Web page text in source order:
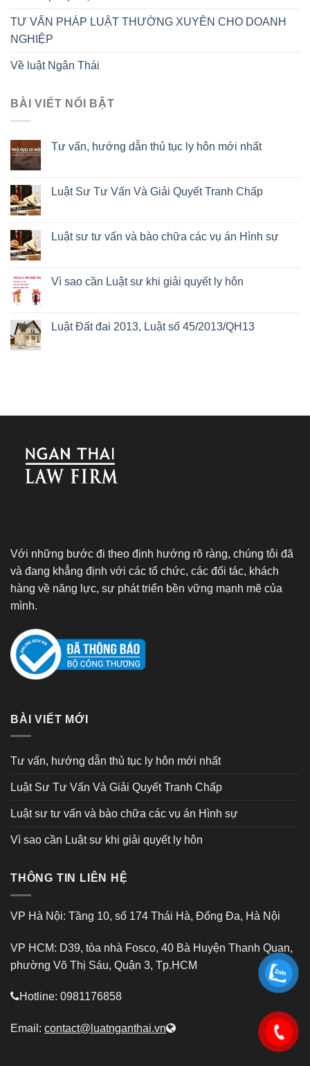
TƯ VẤN PHÁP LUẬT THƯỜNG XUYÊN CHO DOANH
NGHIỆP
Về luật Ngân Thái
BÀI VIẾT NỔI BẬT
Tư vấn, hướng dẫn thủ tục ly hôn mới nhất
Luật Sư Tư Vấn Và Giải Quyết Tranh Chấp
Luật sư tư vấn và bào chữa các vụ án Hình sự
Vì sao cần Luật sư khi giải quyết ly hôn
Luật Đất đai 2013, Luật số 45/2013/QH13
Với những bước đi theo định hướng rõ ràng, chúng tôi đã
và đang khẳng định với các tổ chức, các đối tác, khách
hàng về năng lực, sự phát triển bền vững mạnh mẽ của
mình.
BÀI VIẾT MỚI
Tư vấn, hướng dẫn thủ tục ly hôn mới nhất
Luật Sư Tư Vấn Và Giải Quyết Tranh Chấp
Luật sư tư vấn và bào chữa các vụ án Hình sự
Vì sao cần Luật sư khi giải quyết ly hôn
THÔNG TIN LIÊN HỆ
VP Hà Nội: Tầng 10, số 174 Thái Hà, Đống Đa, Hà Nội
VP HCM: D39, tòa nhà Fosco, 40 Bà Huyện Thanh Quan,
phường Võ Thị Sáu, Quận 3, Tp.HCM
Hotline: 0981176858
Email: contact@luatnganthai.vn